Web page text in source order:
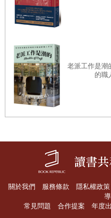
若不開心順遂，就會有軼事可
接受。我在兒時享受過舒適的
的概念。我去瓜地馬拉市撰寫
進入貧窮的里蒙納達區（La
群山羊向我們走來。帶我參觀
嗎？」我說我渴，於是那個牧
大紙杯裡遞給我，那是我享用
如果我們不想得知世人為何對
裡為妙。我在旅居海外時仍是
的國家表現得有失尊嚴、同理
民中心和難民營，你無法完全
如果沒有待過以合理槍枝法規
老派工作是潮
的職
關於我們 服務條款 隱私權政策
導
常見問題
合作提案 年度